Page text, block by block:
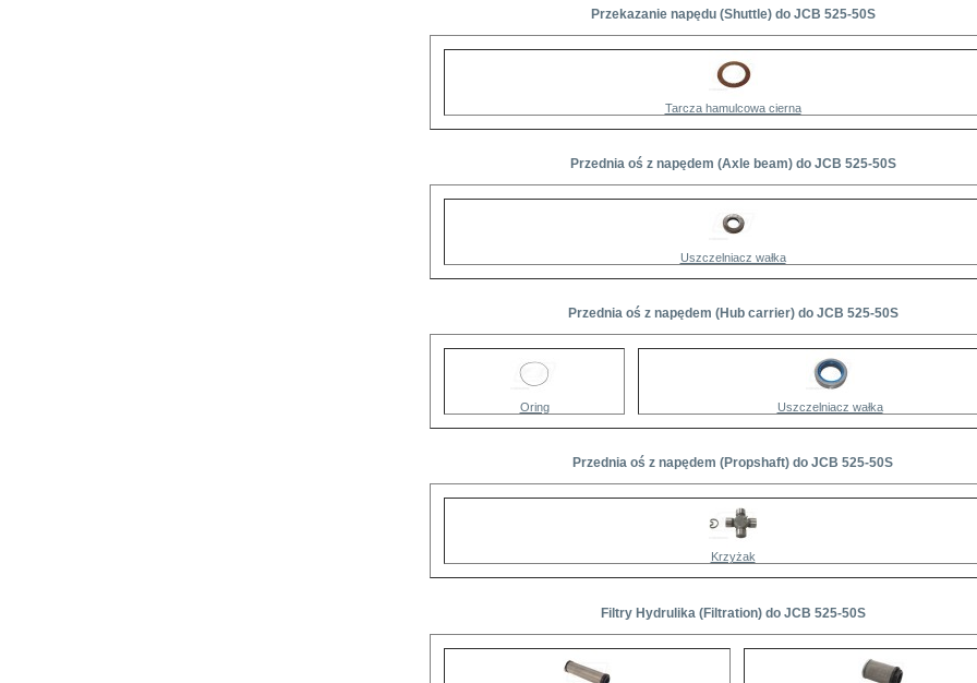
Przekazanie napędu (Shuttle) do JCB 525-50S
Tarcza hamulcowa cierna
Przednia oś z napędem (Axle beam) do JCB 525-50S
Uszczelniacz wałka
Przednia oś z napędem (Hub carrier) do JCB 525-50S
Oring Uszczelniacz wałka
Przednia oś z napędem (Propshaft) do JCB 525-50S
Krzyżak
Filtry Hydrulika (Filtration) do JCB 525-50S